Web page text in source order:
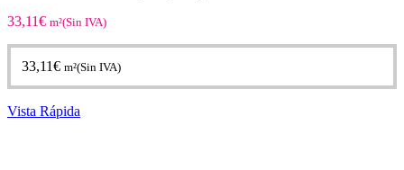
33,11€ m²(Sin IVA)
33,11€ m²(Sin IVA)
Vista Rápida